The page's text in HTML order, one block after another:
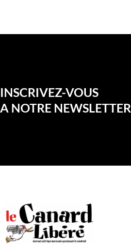
INSCRIVEZ-VOUS
A NOTRE NEWSLETTER